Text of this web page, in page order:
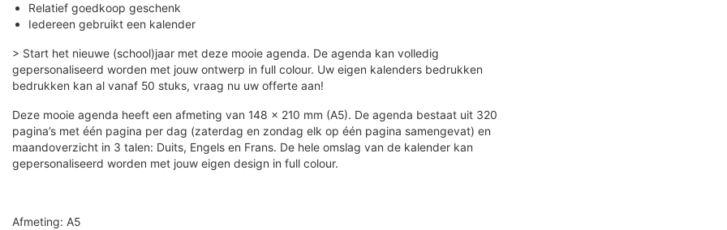
Relatief goedkoop geschenk
Iedereen gebruikt een kalender
> Start het nieuwe (school)jaar met deze mooie agenda. De agenda kan volledig
gepersonaliseerd worden met jouw ontwerp in full colour. Uw eigen kalenders bedrukken
bedrukken kan al vanaf 50 stuks, vraag nu uw offerte aan!
Deze mooie agenda heeft een afmeting van 148 x 210 mm (A5). De agenda bestaat uit 320
pagina’s met één pagina per dag (zaterdag en zondag elk op één pagina samengevat) en
maandoverzicht in 3 talen: Duits, Engels en Frans. De hele omslag van de kalender kan
gepersonaliseerd worden met jouw eigen design in full colour.
Afmeting: A5